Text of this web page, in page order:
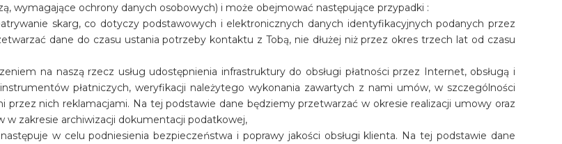
wymagające ochrony danych osobowych) i może obejmować następujące przypadki :
skarg, co dotyczy podstawowych i elektronicznych danych identyfikacyjnych podanych przez
dane do czasu ustania potrzeby kontaktu z Tobą, nie dłużej niż przez okres trzech lat od czasu
na naszą rzecz usług udostępnienia infrastruktury do obsługi płatności przez Internet, obsługą i
płatniczych, weryfikacji należytego wykonania zawartych z nami umów, w szczególności
przez nich reklamacjami. Na tej podstawie dane będziemy przetwarzać w okresie realizacji umowy oraz
w zakresie archiwizacji dokumentacji podatkowej,
w celu podniesienia bezpieczeństwa i poprawy jakości obsługi klienta. Na tej podstawie dane